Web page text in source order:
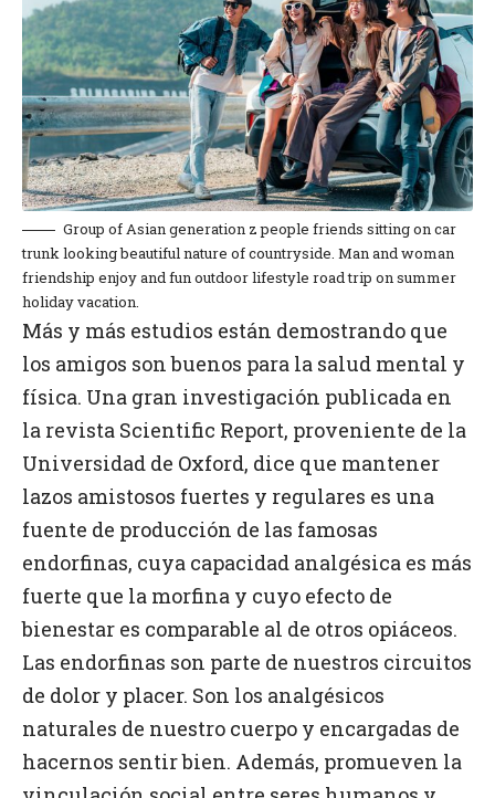
Group of Asian generation z people friends sitting on car
trunk looking beautiful nature of countryside. Man and woman
friendship enjoy and fun outdoor lifestyle road trip on summer
holiday vacation.
Más y más estudios están demostrando que
los amigos son buenos para la salud mental y
física. Una gran investigación publicada en
la revista Scientific Report, proveniente de la
Universidad de Oxford, dice que mantener
lazos amistosos fuertes y regulares es una
fuente de producción de las famosas
endorfinas, cuya capacidad analgésica es más
fuerte que la morfina y cuyo efecto de
bienestar es comparable al de otros opiáceos.
Las endorfinas son parte de nuestros circuitos
de dolor y placer. Son los analgésicos
naturales de nuestro cuerpo y encargadas de
hacernos sentir bien. Además, promueven la